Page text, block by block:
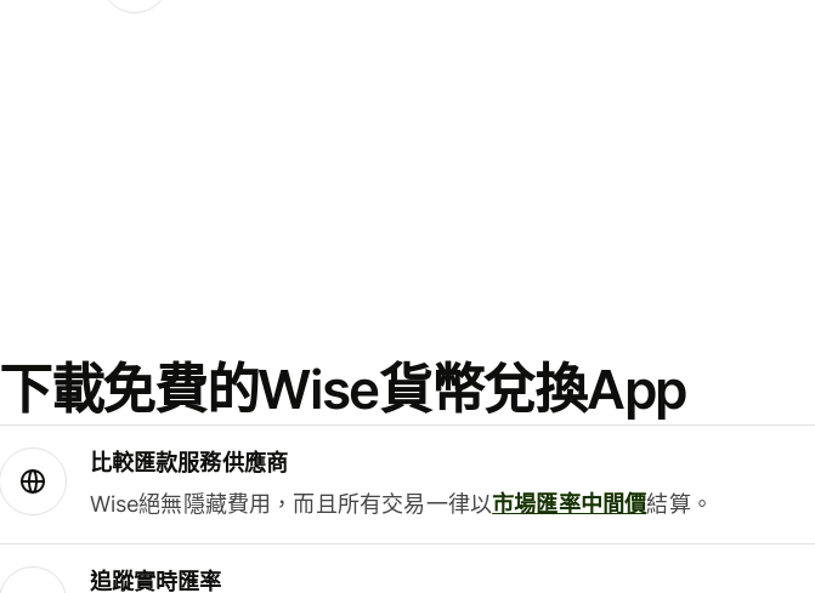
下載免費的Wise貨幣兌換App
比較匯款服務供應商
Wise絕無隱藏費用，而且所有交易一律以市場匯率中間價結算。
追蹤實時匯率